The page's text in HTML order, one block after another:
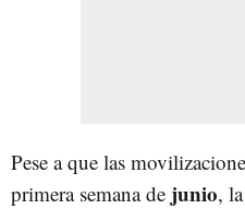
Pese a que las
primera semana de junio,